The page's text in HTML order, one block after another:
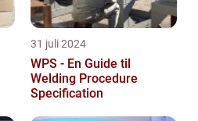
31 juli 2024
WPS - En Guide til
Welding Procedure
Specification